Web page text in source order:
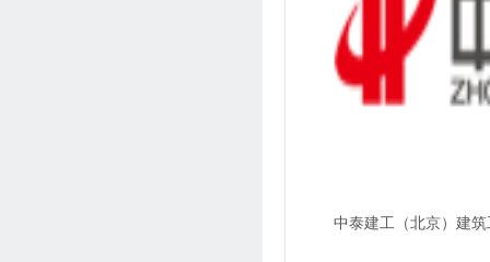
中泰建工（北京）建